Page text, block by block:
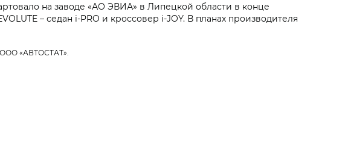
на заводе «АО ЭВИА» в Липецкой области в конце
– седан i‑PRO и кроссовер i‑JOY. В планах производителя
«АВТОСТАТ».